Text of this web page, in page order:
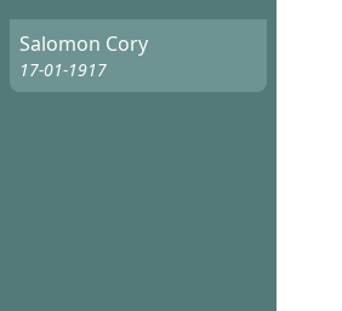
Salomon Cory
17-01-1917